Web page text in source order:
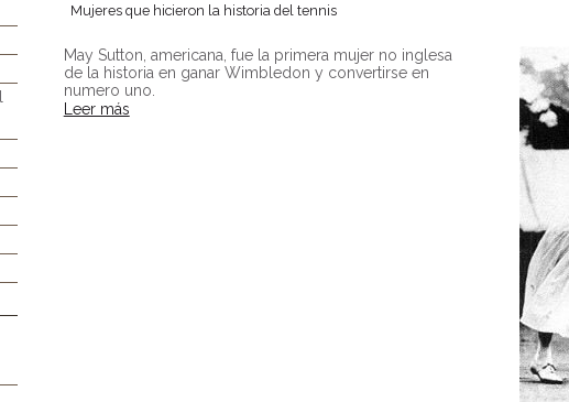
Mujeres que hicieron la historia del tennis
May Sutton, americana, fue la primera mujer no inglesa
de la historia en ganar Wimbledon y convertirse en
numero uno.
Leer más